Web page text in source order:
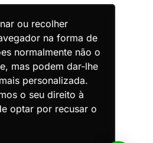
ou recolher
na forma de
normalmente não o
mas podem dar-lhe
personalizada.
o seu direito à
optar por recusar o
os direitos reservados.